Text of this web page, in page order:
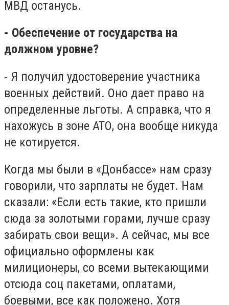
МВД останусь.
- Обеспечение от государства на
должном уровне?
- Я получил удостоверение участника
военных действий. Оно дает право на
определенные льготы. А справка, что я
нахожусь в зоне АТО, она вообще никуда
не котируется.
Когда мы были в «Донбассе» нам сразу
говорили, что зарплаты не будет. Нам
сказали: «Если есть такие, кто пришли
сюда за золотыми горами, лучше сразу
забирать свои вещи». А сейчас, мы все
официально оформлены как
милиционеры, со всеми вытекающими
отсюда соц пакетами, оплатами,
боевыми, все как положено. Хотя